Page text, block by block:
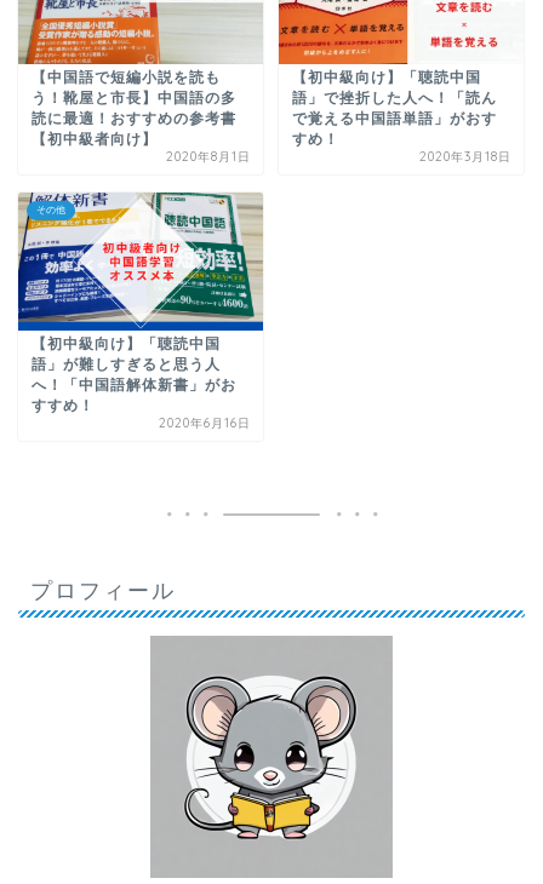
【中国語で短編小説を読も
う！靴屋と市長】中国語の多
読に最適！おすすめの参考書
【初中級者向け】
2020年8月1日
【初中級向け】「聴読中国
語」で挫折した人へ！「読ん
で覚える中国語単語」がおす
すめ！
2020年3月18日
その他
【初中級向け】「聴読中国
語」が難しすぎると思う人
へ！「中国語解体新書」がお
すすめ！
2020年6月16日
プロフィール